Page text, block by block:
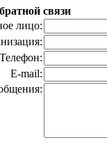
связи
лицо:
Телефон:
E-mail: